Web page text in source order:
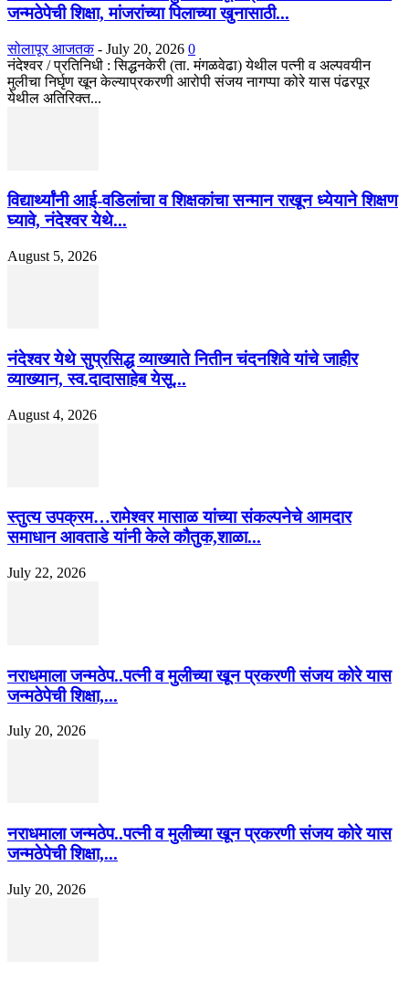
जन्मठेपेची शिक्षा, मांजरांच्या पिलाच्या खुनासाठी...
सोलापूर आजतक - July 20, 2026 0
नंदेश्वर / प्रतिनिधी : सिद्धनकेरी (ता. मंगळवेढा) येथील पत्नी व अल्पवयीन
मुलीचा निर्घृण खून केल्याप्रकरणी आरोपी संजय नागप्पा कोरे यास पंढरपूर
येथील अतिरिक्त...
विद्यार्थ्यांनी आई-वडिलांचा व शिक्षकांचा सन्मान राखून ध्येयाने शिक्षण
घ्यावे, नंदेश्वर येथे...
August 5, 2026
नंदेश्वर येथे सुप्रसिद्ध व्याख्याते नितीन चंदनशिवे यांचे जाहीर
व्याख्यान, स्व.दादासाहेब येसू...
August 4, 2026
स्तुत्य उपक्रम…रामेश्वर मासाळ यांच्या संकल्पनेचे आमदार
समाधान आवताडे यांनी केले कौतुक,शाळा...
July 22, 2026
नराधमाला जन्मठेप..पत्नी व मुलीच्या खून प्रकरणी संजय कोरे यास
जन्मठेपेची शिक्षा,...
July 20, 2026
नराधमाला जन्मठेप..पत्नी व मुलीच्या खून प्रकरणी संजय कोरे यास
जन्मठेपेची शिक्षा,...
July 20, 2026